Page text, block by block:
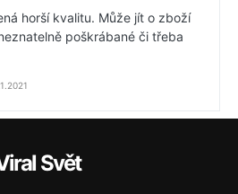
horší kvalitu. Může jít o zboží
poškrábané či třeba
Svět